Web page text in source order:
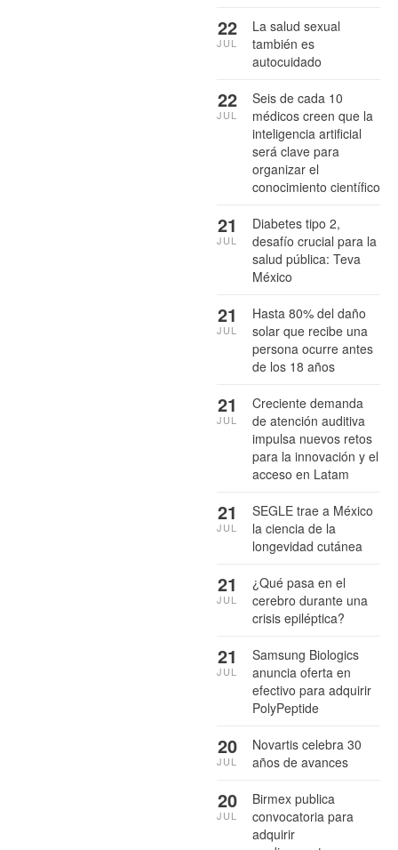
La salud sexual
también es
autocuidado
22
JUL
Seis de cada 10
médicos creen que la
inteligencia artificial
será clave para
organizar el
conocimiento científico
22
JUL
Diabetes tipo 2,
desafío crucial para la
salud pública: Teva
México
21
JUL
Hasta 80% del daño
solar que recibe una
persona ocurre antes
de los 18 años
21
JUL
Creciente demanda
de atención auditiva
impulsa nuevos retos
para la innovación y el
acceso en Latam
21
JUL
SEGLE trae a México
la ciencia de la
longevidad cutánea
21
JUL
¿Qué pasa en el
cerebro durante una
crisis epiléptica?
21
JUL
Samsung Biologics
anuncia oferta en
efectivo para adquirir
PolyPeptide
21
JUL
Novartis celebra 30
años de avances
20
JUL
Birmex publica
convocatoria para
adquirir
20
JUL